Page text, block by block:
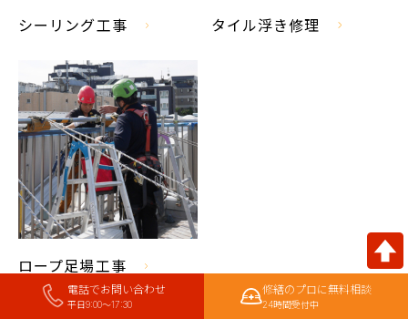
電話でお問い合わせ
平日9:00〜17:30
修繕のプロに無料相談
24時間受付中
シーリング工事 タイル浮き修理
ロープ足場工事